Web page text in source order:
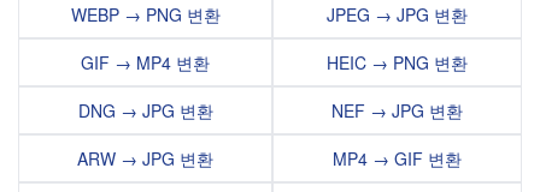
WEBP → PNG 변환
GIF → MP4 변환
DNG → JPG 변환
ARW → JPG 변환
JPEG → JPG 변환
HEIC → PNG 변환
NEF → JPG 변환
MP4 → GIF 변환